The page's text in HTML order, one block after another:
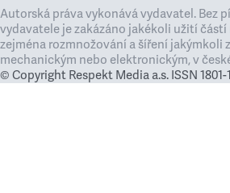
Autorská práva vykonává vydavatel. Bez
vydavatele je zakázáno jakékoli užití částí
zejména rozmnožování a šíření jakýmkoli
mechanickým nebo elektronickým, v
© Copyright Respekt Media a.s. ISSN 1801-